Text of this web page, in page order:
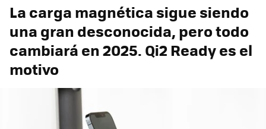
La carga magnética sigue siendo
una gran desconocida, pero todo
cambiará en 2025. Qi2 Ready es el
motivo